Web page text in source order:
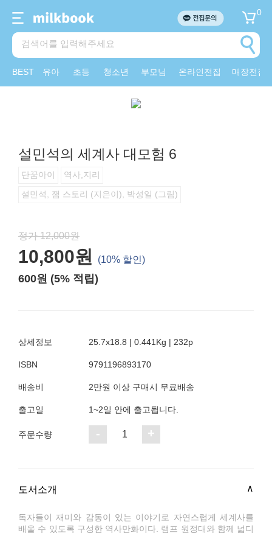
0
BEST 유아 초등 청소년 부모님 온라인전집 매장전집
설민석의 세계사 대모험 6
단꿈아이
역사,지리
설민석, 잼 스토리 (지은이), 박성일 (그림)
정가 12,000원
10,800원 (10% 할인)
600원 (5% 적립)
상세정보 25.7x18.8 | 0.441Kg | 232p
ISBN 9791196893170
배송비 2만원 이상 구매시 무료배송
출고일 1~2일 안에 출고됩니다.
주문수량 - 1 +
도서소개
독자들이 재미와 감동이 있는 이야기로 자연스럽게 세계사를
배울 수 있도록 구성한 역사만화이다. 램프 원정대와 함께 넓디